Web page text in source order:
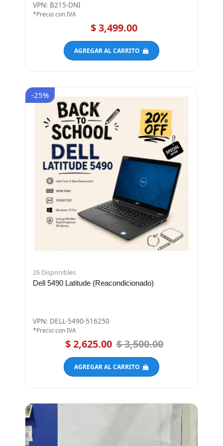
VPN: B215-DNI
$ 3,499.00
AGREGAR AL CARRITO
-25%
26 Disponibles
VPN: DELL-5490-516250
*Precio con IVA
$ 2,625.00$ 3,500.00
AGREGAR AL CARRITO